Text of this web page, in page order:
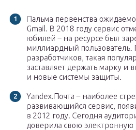
Пальма первенства
Gmail. В 2018 году сервис
юбилей – на ресурсе был
миллиардный пользователь.
разработчиков, такая
заставляет держать марку и
и новые системы защиты.
Yandex.Почта – наиболее
развивающийся сервис,
в 2012 году. Сегодня
доверила свою